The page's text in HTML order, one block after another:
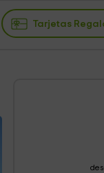
Tarjetas